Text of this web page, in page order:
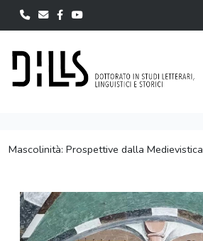
Mascolinità: Prospettive dalla Medievistica